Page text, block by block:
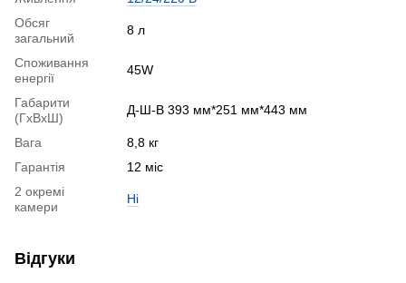
Обсяг
загальний
8 л
Споживання
енергії
45W
Габарити
(ГхВхШ)
Д-Ш-В 393 мм*251 мм*443 мм
Вага
8,8 кг
Гарантія
12 міс
2 окремі
камери
Ні
Відгуки